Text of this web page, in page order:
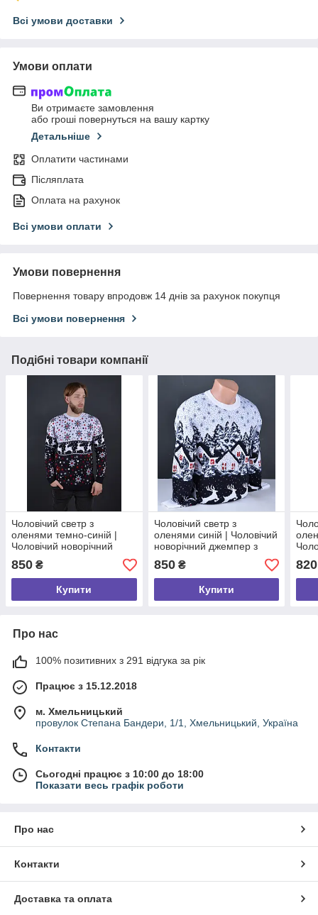
Всі умови доставки
Умови оплати
Ви отримаєте замовлення
або гроші повернуться на вашу картку
Детальніше
Оплатити частинами
Післяплата
Оплата на рахунок
Всі умови оплати
Умови повернення
Повернення товару впродовж 14 днів за рахунок покупця
Всі умови повернення
Подібні товари компанії
Чоловічий светр з
оленями темно-синій |
Чоловічий новорічний
джемпер з оленями
Туреччина 8002
850 ₴
Купити
Чоловічий светр з
оленями синій | Чоловічий
новорічний джемпер з
оленями Туреччина 8067
850₴
Купити
820
Про нас
100% позитивних з 291 відгука за рік
Працює з 15.12.2018
м. Хмельницький
провулок Степана Бандери, 1/1, Хмельницький, Україна
Контакти
Сьогодні працює з 10:00 до 18:00
Показати весь графік роботи
Про нас
Контакти
Доставка та оплата